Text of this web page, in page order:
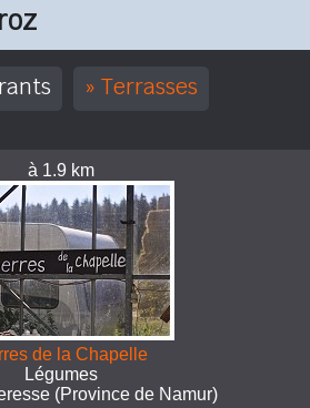
Terrasses
à 1.9 km
de la Chapelle
Légumes
(Province de Namur)